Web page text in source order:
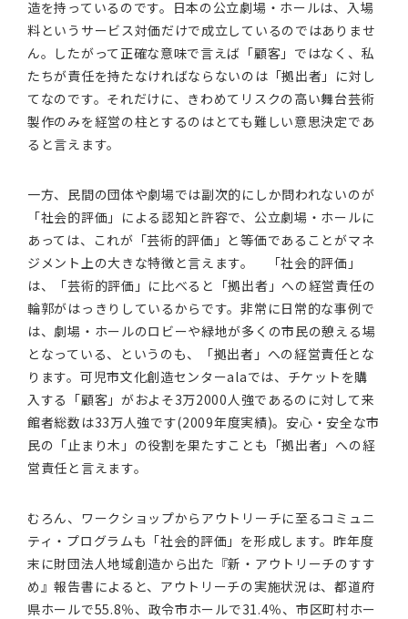
造を持っているのです。日本の公立劇場・ホールは、入場
料というサービス対価だけで成立しているのではありませ
ん。したがって正確な意味で言えば「顧客」ではなく、私
たちが責任を持たなければならないのは「拠出者」に対し
てなのです。それだけに、きわめてリスクの高い舞台芸術
製作のみを経営の柱とするのはとても難しい意思決定であ
ると言えます。
一方、民間の団体や劇場では副次的にしか問われないのが
「社会的評価」による認知と許容で、公立劇場・ホールに
あっては、これが「芸術的評価」と等価であることがマネ
ジメント上の大きな特徴と言えます。 「社会的評価」
は、「芸術的評価」に比べると「拠出者」への経営責任の
輪郭がはっきりしているからです。非常に日常的な事例で
は、劇場・ホールのロビーや緑地が多くの市民の憩える場
となっている、というのも、「拠出者」への経営責任とな
ります。可児市文化創造センターalaでは、チケットを購
入する「顧客」がおよそ3万2000人強であるのに対して来
館者総数は33万人強です(2009年度実績)。安心・安全な市
民の「止まり木」の役割を果たすことも「拠出者」への経
営責任と言えます。
むろん、ワークショップからアウトリーチに至るコミュニ
ティ・プログラムも「社会的評価」を形成します。昨年度
末に財団法人地域創造から出た『新・アウトリーチのすす
め』報告書によると、アウトリーチの実施状況は、都道府
県ホールで55.8％、政令市ホールで31.4％、市区町村ホー